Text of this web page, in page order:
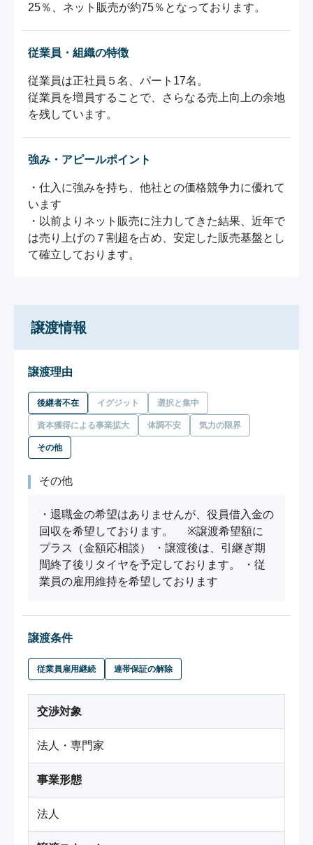
25％、ネット販売が約75％となっております。
従業員・組織の特徴
従業員は正社員５名、パート17名。
従業員を増員することで、さらなる売上向上の余地
強み・アピールポイント
・仕入に強みを持ち、他社との価格競争力に優れて
います
・以前よりネット販売に注力してきた結果、近年で
は売り上げの７割超を占め、安定した販売基盤とし
て確立しております。
譲渡情報
譲渡理由
後継者不在 イグジット 選択と集中
資本獲得による事業拡大 体調不安 気力の限界
その他
その他
・退職金の希望はありませんが、役員借入金の
回収を希望しております。 ※譲渡希望額に
プラス（金額応相談） ・譲渡後は、引継ぎ期
間終了後リタイヤを予定しております。 ・従
業員の雇用維持を希望しております
譲渡条件
従業員雇用継続 連帯保証の解除
交渉対象
法人・専門家
事業形態
法人